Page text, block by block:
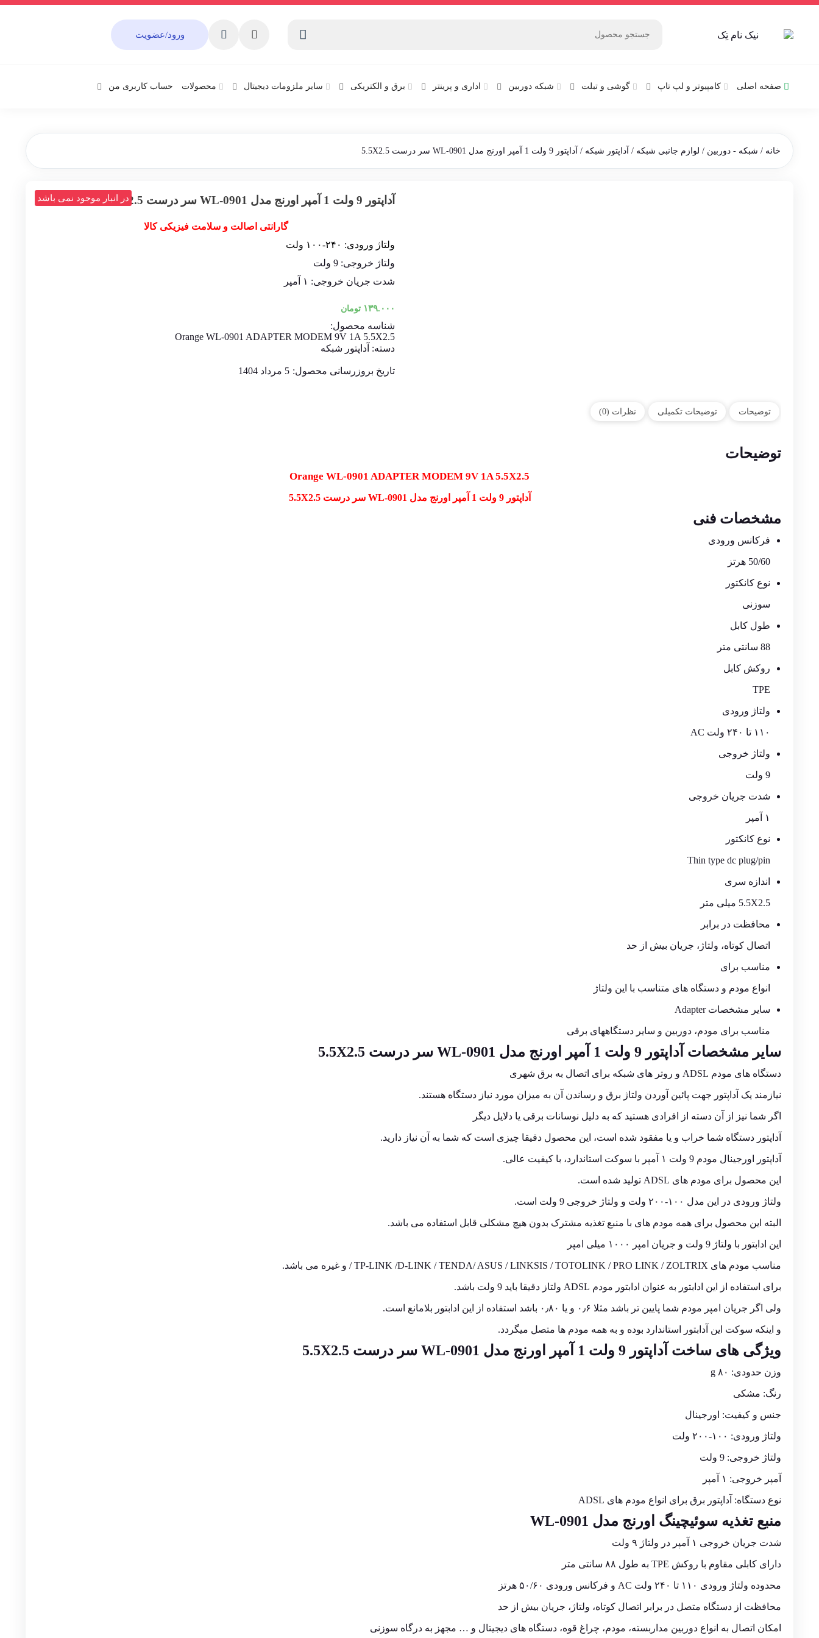
ورود/عضویت
صفحه اصلی کامپیوتر و‌‌‌‌‌ لپ تاپ گوشی و تبلت شبکه دوربین اداری و پرینتر برق و الکتریکی سایر ملزومات دیجیتال محصولات حساب کاربری من
خانه / شبکه - دوربین / لوازم جانبی شبکه / آداپتور شبکه / آداپتور 9 ولت 1 آمپر اورنج مدل WL-0901 سر درست 5.5X2.5
آداپتور 9 ولت 1 آمپر اورنج مدل WL-0901 سر درست 5.5X2.5
گارانتی اصالت و سلامت فیزیکی کالا
ولتاژ ورودی: ۲۴۰-۱۰۰ ولت
ولتاژ خروجی: 9 ولت
شدت جریان خروجی: ۱ آمپر
۱۳۹.۰۰۰ تومان
در انبار موجود نمی باشد
شناسه محصول:
Orange WL-0901 ADAPTER MODEM 9V 1A 5.5X2.5
دسته: آداپتور شبکه
تاریخ بروزرسانی محصول: 5 مرداد 1404
توضیحات توضیحات تکمیلی نظرات (0)
توضیحات
Orange WL-0901 ADAPTER MODEM 9V 1A 5.5X2.5
آداپتور 9 ولت 1 آمپر اورنج مدل WL-0901 سر درست 5.5X2.5
مشخصات فنی
فرکانس ورودی
50/60 هرتز
نوع کانکتور
سوزنی
طول کابل
88 سانتی متر
روکش کابل
TPE
ولتاژ ورودی
۱۱۰ تا ۲۴۰ ولت AC
ولتاژ خروجی
9 ولت
شدت جریان خروجی
۱ آمپر
نوع کانکتور
Thin type dc plug/pin
اندازه سری
5.5X2.5 میلی متر
محافظت در برابر
اتصال کوتاه، ولتاژ، جریان بیش از حد
مناسب برای
انواع مودم و دستگاه های متناسب با این ولتاژ
سایر مشخصاتAdapter
مناسب برای مودم، دوربین و سایر دستگاههای برقی
سایر مشخصات آداپتور 9 ولت 1 آمپر اورنج مدل WL-0901 سر درست 5.5X2.5
دستگاه های مودم ADSL و روتر های شبکه برای اتصال به برق شهری
نیازمند یک آداپتور جهت پائین آوردن ولتاژ برق و رساندن آن به میزان مورد نیاز دستگاه هستند.
اگر شما نیز از آن دسته از افرادی هستید که به دلیل نوسانات برقی یا دلایل دیگر
آداپتور دستگاه شما خراب و یا مفقود شده است، این محصول دقیقا چیزی است که شما به آن نیاز دارید.
آداپتور اورجینال مودم 9 ولت ۱ آمپر با سوکت استاندارد، با کیفیت عالی.
این محصول برای مودم های ADSL تولید شده است.
ولتاژ ورودی در این مدل ۱۰۰-۲۰۰ ولت و ولتاژ خروجی 9 ولت است.
البته این محصول برای همه مودم های با منبع تغذیه مشترک بدون هیچ مشکلی قابل استفاده می باشد.
این ادابتور با ولتاژ 9 ولت و جریان امپر ۱۰۰۰ میلی امپر
مناسب مودم های TP-LINK /D-LINK / TENDA/ ASUS / LINKSIS / TOTOLINK / PRO LINK / ZOLTRIX / و غیره می باشد.
برای استفاده از این ادابتور به عنوان ادابتور مودم ADSL ولتاز دقیقا باید 9 ولت باشد.
ولی اگر جریان امپر مودم شما پایین تر باشد مثلا ۰٫۶ و یا ۰٫۸۰ باشد استفاده از این ادابتور بلامانع است.
و اینکه سوکت این آدابتور استاندارد بوده و به همه مودم ها متصل میگردد.
ویژگی های ساخت آداپتور 9 ولت 1 آمپر اورنج مدل WL-0901 سر درست 5.5X2.5
وزن حدودی: ۸۰ g
رنگ: مشکی
جنس و کیفیت: اورجینال
ولتاژ ورودی: ۱۰۰-۲۰۰ ولت
ولتاژ خروجی: 9 ولت
آمپر خروجی: ۱ آمپر
نوع دستگاه: آداپتور برق برای انواع مودم های ADSL
منبع تغذیه سوئیچینگ اورنج مدل WL-0901
شدت جریان خروجی ۱ آمپر در ولتاژ ۹ ولت
دارای کابلی مقاوم با روکش TPE به طول ۸۸ سانتی متر
محدوده ولتاژ ورودی ۱۱۰ تا ۲۴۰ ولت AC و فرکانس ورودی ۵۰/۶۰ هرتز
محافظت از دستگاه متصل در برابر اتصال کوتاه، ولتاژ، جریان بیش از حد
امکان اتصال به انواع دوربین مداربسته، مودم، چراغ قوه، دستگاه های دیجیتال و … مجهز به درگاه سوزنی